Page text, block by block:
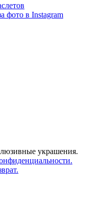
фото в Instagram
украшения.